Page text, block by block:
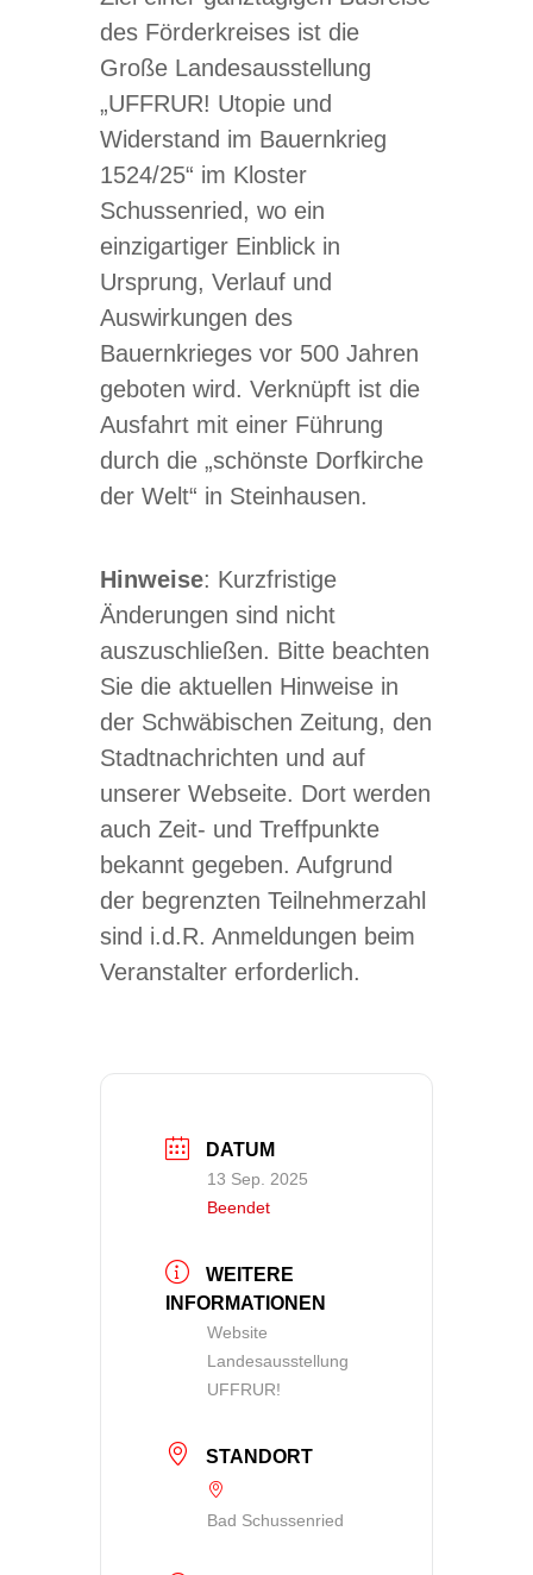
des Förderkreises ist die
Große Landesausstellung
„UFFRUR! Utopie und
Widerstand im Bauernkrieg
1524/25“ im Kloster
Schussenried, wo ein
einzigartiger Einblick in
Ursprung, Verlauf und
Auswirkungen des
Bauernkrieges vor 500 Jahren
geboten wird. Verknüpft ist die
Ausfahrt mit einer Führung
durch die „schönste Dorfkirche
der Welt“ in Steinhausen.
Hinweise: Kurzfristige
Änderungen sind nicht
auszuschließen. Bitte beachten
Sie die aktuellen Hinweise in
der Schwäbischen Zeitung, den
Stadtnachrichten und auf
unserer Webseite. Dort werden
auch Zeit- und Treffpunkte
bekannt gegeben. Aufgrund
der begrenzten Teilnehmerzahl
sind i.d.R. Anmeldungen beim
Veranstalter erforderlich.
DATUM
13 Sep. 2025
Beendet
WEITERE
INFORMATIONEN
Website
Landesausstellung
UFFRUR!
STANDORT
Bad Schussenried